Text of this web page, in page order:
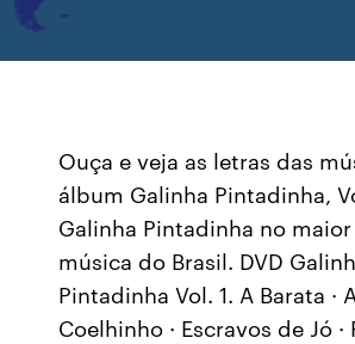
Ouça e veja as letras das
álbum Galinha Pintadinha,
Galinha Pintadinha no
música do Brasil. DVD
Pintadinha Vol. 1. A Barata ·
Coelhinho · Escravos de Jó ·